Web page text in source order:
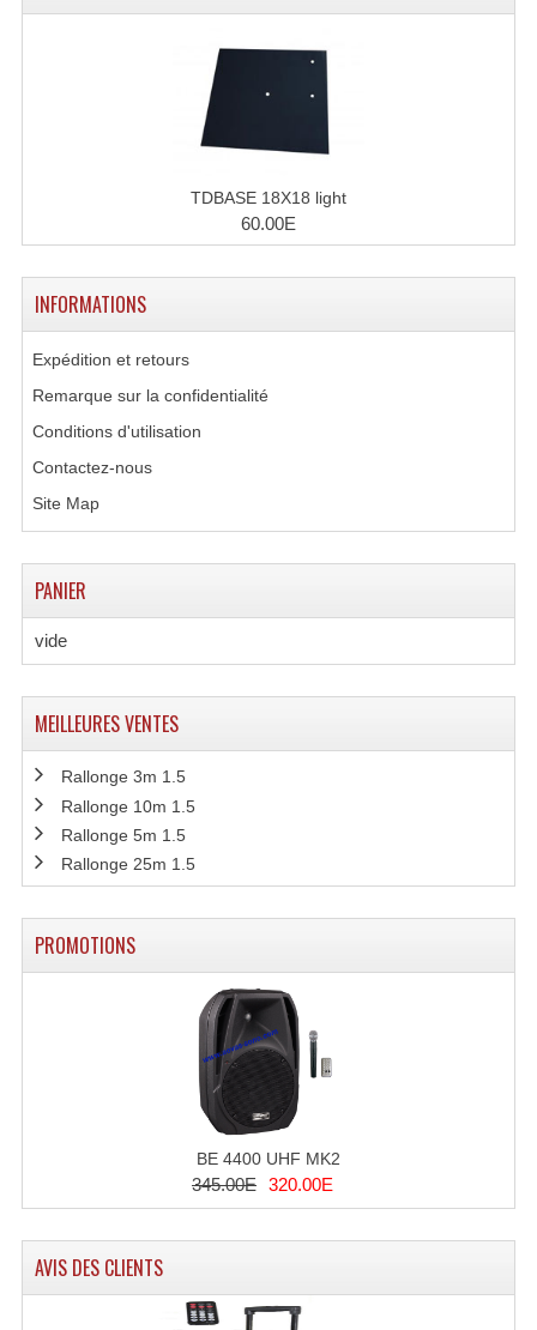
Projecteurs Théatre: Plan Convexe Fresnel
Rampe De Spots
Scanners
Stroboscopes
Câble Rallonge DMX512 MIDI
Câbles Module, Cables Audio
Divers Bricolage
Haut-Parleurs Origine Sav
Membrannes De Haut Parleurs
Amplificateurs (L 100v)
Enceintes Encastrables Ligne 100V 4-8 Ohm
Enceintes Murales (Ligne 100V 16 - 8 Ohm)
Hp À Chambre De Compression
Lecteurs Mp3 Et CDs Sources
Microphone PA & Micro Pupitre
TDBASE 18X18 light
60.00E
INFORMATIONS
Expédition et retours
Remarque sur la confidentialité
Conditions d'utilisation
Contactez-nous
Site Map
PANIER
vide
MEILLEURES VENTES
Rallonge 3m 1.5
Rallonge 10m 1.5
Rallonge 5m 1.5
Rallonge 25m 1.5
PROMOTIONS
BE 4400 UHF MK2
345.00E 320.00E
AVIS DES CLIENTS